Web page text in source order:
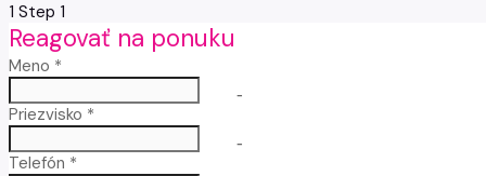
1 Step 1
Reagovať na ponuku
Meno *
no-icon
Priezvisko *
no-icon
Telefón *